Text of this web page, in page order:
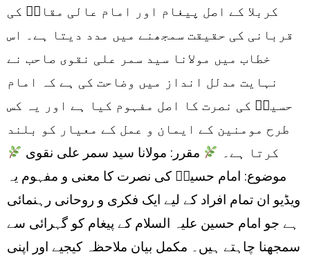
کربلا کے اصل پیغام اور امام عالی مقامؑ کی
قربانی کی حقیقت سمجھنے میں مدد دیتا ہے۔ اس
خطاب میں مولانا سید سمر علی نقوی صاحب نے
نہایت مدلل انداز میں وضاحت کی ہے کہ امام
حسینؑ کی نصرت کا اصل مفہوم کیا ہے اور یہ کس
طرح مومنین کے ایمان و عمل کے معیار کو بلند
کرتا ہے۔
مقرر: مولانا سید سمر علی نقوی
موضوع: امام حسینؑ کی نصرت کا معنی و مفہوم یہ
ویڈیو ان تمام افراد کے لیے ایک فکری و روحانی رہنمائی
ہے جو امام حسین علیہ السلام کے پیغام کو گہرائی سے
سمجھنا چاہتے ہیں۔ مکمل بیان ملاحظہ کیجیے اور اپنی